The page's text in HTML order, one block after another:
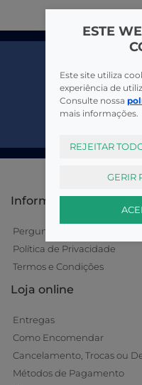
Informações
Perguntas Frequentes
Política de Privacidade
Termos e Condições
Loja online
Entregas
Como Encomendar
Cancelamento, Trocas ou
Métodos de Pagamento
ESTE
Este site utiliza
experiência de
Consulte nossa
mais informações.
REJEITAR
GERIR